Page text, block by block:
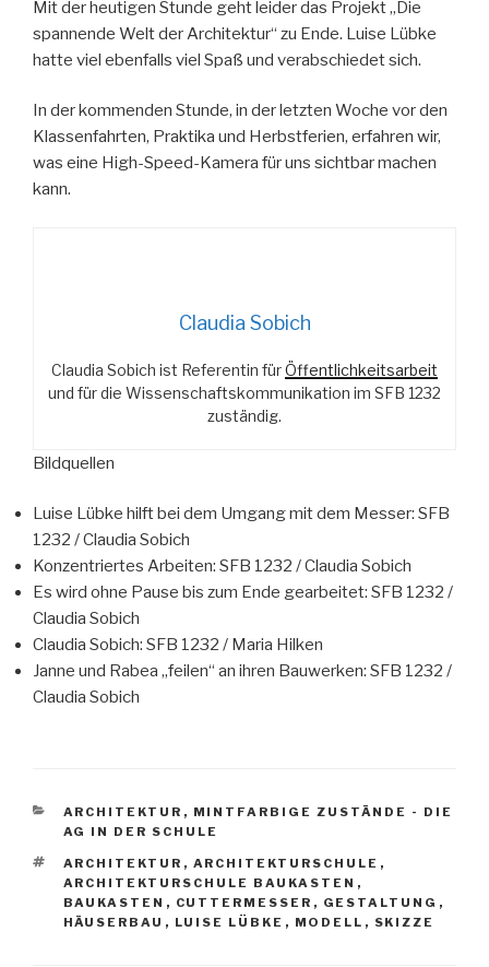
Mit der heutigen Stunde geht leider das Projekt „Die
spannende Welt der Architektur“ zu Ende. Luise Lübke
hatte viel ebenfalls viel Spaß und verabschiedet sich.
In der kommenden Stunde, in der letzten Woche vor den
Klassenfahrten, Praktika und Herbstferien, erfahren wir,
was eine High-Speed-Kamera für uns sichtbar machen
kann.
Claudia Sobich
Claudia Sobich ist Referentin fürÖffentlichkeitsarbeit
und für die Wissenschaftskommunikation im SFB 1232
zuständig.
Bildquellen
Luise Lübke hilft bei dem Umgang mit dem Messer: SFB
1232 / Claudia Sobich
Konzentriertes Arbeiten: SFB 1232 / Claudia Sobich
Es wird ohne Pause bis zum Ende gearbeitet: SFB 1232 /
Claudia Sobich
Claudia Sobich: SFB 1232 / Maria Hilken
Janne und Rabea „feilen“ an ihren Bauwerken: SFB 1232 /
Claudia Sobich
KATEGORIEN
ARCHITEKTUR , MINTFARBIGE ZUSTÄNDE - DIE
AG IN DER SCHULE
SCHLAGWÖRTER
ARCHITEKTUR , ARCHITEKTURSCHULE ,
ARCHITEKTURSCHULE BAUKASTEN ,
BAUKASTEN , CUTTERMESSER , GESTALTUNG ,
HÄUSERBAU , LUISE LÜBKE , MODELL , SKIZZE